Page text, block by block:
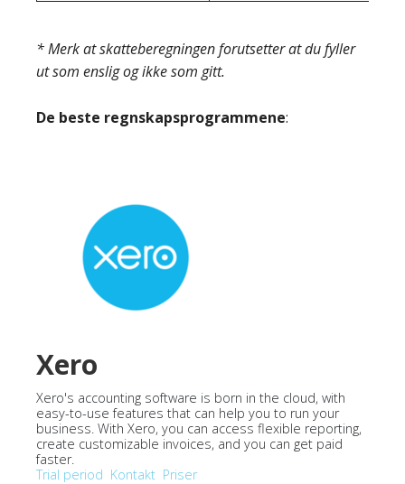
* Merk at skatteberegningen forutsetter at du fyller
ut som enslig og ikke som gitt.
De beste regnskapsprogrammene:
Xero
Xero's accounting software is born in the cloud, with
easy-to-use features that can help you to run your
business. With Xero, you can access flexible reporting,
create customizable invoices, and you can get paid
faster.
Trial period Kontakt Priser